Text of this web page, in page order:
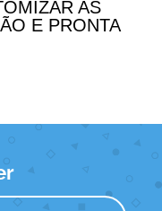
AS
E PRONTA